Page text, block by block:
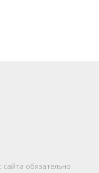
обязательно